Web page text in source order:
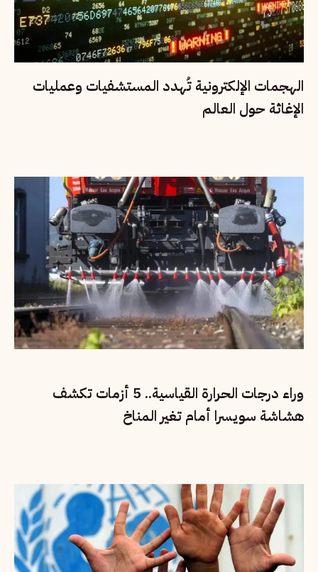
الهجمات الإلكترونية تُهدد المستشفيات وعمليات
الإغاثة حول العالم
وراء درجات الحرارة القياسية.. 5 أزمات تكشف
هشاشة سويسرا أمام تغير المناخ